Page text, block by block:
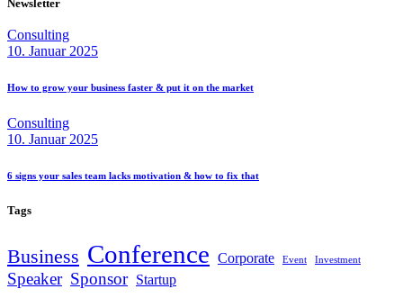
Newsletter
Consulting
10. Januar 2025
How to grow your business faster & put it on the market
Consulting
10. Januar 2025
6 signs your sales team lacks motivation & how to fix that
Tags
Business Conference Corporate Event Investment
Speaker Sponsor Startup